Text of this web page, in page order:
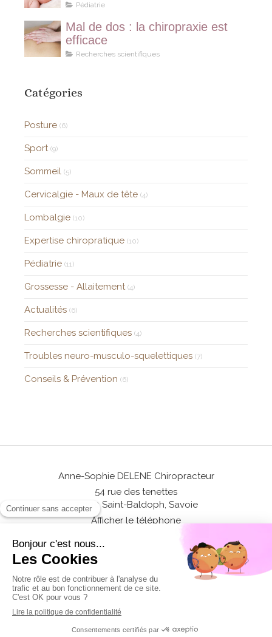
Pédiatrie
Mal de dos : la chiropraxie est
efficace
Recherches scientifiques
Catégories
Posture (6)
Sport (9)
Sommeil (5)
Cervicalgie - Maux de tête (4)
Lombalgie (10)
Expertise chiropratique (10)
Pédiatrie (11)
Grossesse - Allaitement (4)
Actualités (6)
Recherches scientifiques (4)
Troubles neuro-musculo-squelettiques (7)
Conseils & Prévention (6)
Anne-Sophie DELENE Chiropracteur
54 rue des tenettes
73190 Saint-Baldoph, Savoie
Afficher le téléphone
©2017 Anne-Sophie Delene - Chiropracteur Saint-Baldoph, Savoie -
Numéro RPPS: 10010697521
Mentions légales
Création et référencement du site par Simplébo